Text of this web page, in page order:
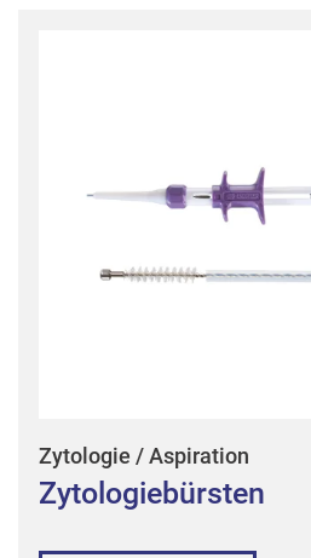
Zytologie / Aspiration
Zytologiebürsten